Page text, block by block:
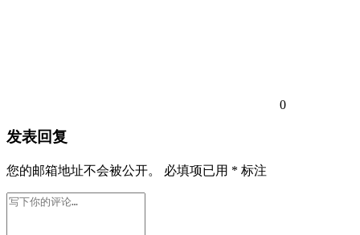
0
发表回复
您的邮箱地址不会被公开。 必填项已用 * 标注